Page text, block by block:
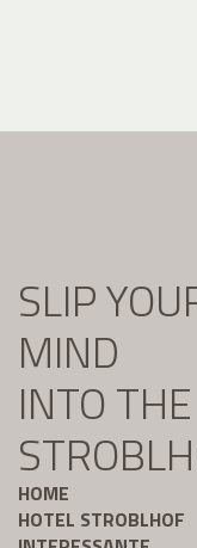
SLIP
MIND
INTO
HOME
HOTEL STROBLHOF